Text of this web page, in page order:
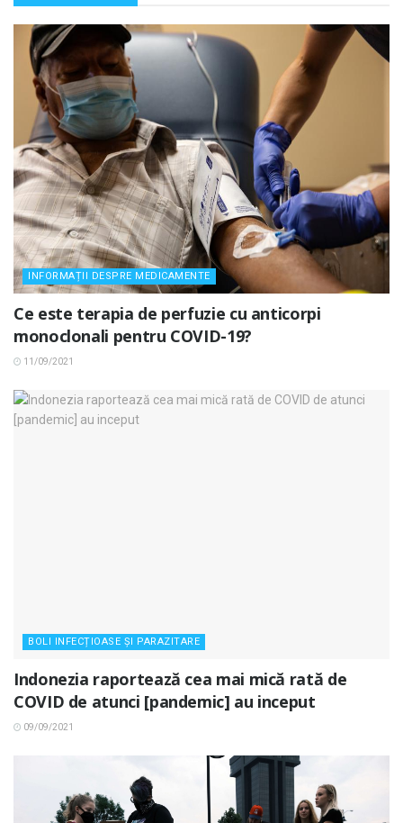
INFORMAȚII DESPRE MEDICAMENTE
Ce este terapia de perfuzie cu anticorpi
monoclonali pentru COVID-19?
11/09/2021
BOLI INFECȚIOASE ȘI PARAZITARE
Indonezia raportează cea mai mică rată de
COVID de atunci [pandemic] au inceput
09/09/2021